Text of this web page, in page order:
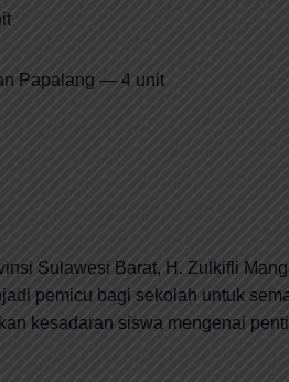
Papalang — 4 unit
Sulawesi Barat, H. Zulkifli
pemicu bagi sekolah untuk
kesadaran siswa mengenai